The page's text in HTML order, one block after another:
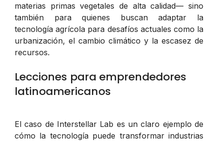
materias primas vegetales de alta calidad— sino
también para quienes buscan adaptar la
tecnología agrícola para desafíos actuales como la
urbanización, el cambio climático y la escasez de
recursos.
Lecciones para emprendedores
latinoamericanos
El caso de Interstellar Lab es un claro ejemplo de
cómo la tecnología puede transformar industrias